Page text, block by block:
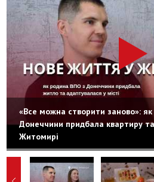
«Все можна створити заново»:
Донеччини придбала квартиру
Житомирі